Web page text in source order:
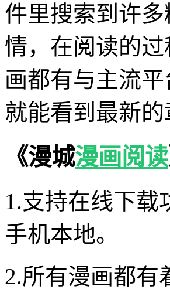
件里搜索到许
情，在阅读的
画都有与主流
就能看到最新的
《漫城漫画阅读
1.支持在线下载
手机本地。
2.所有漫画都有